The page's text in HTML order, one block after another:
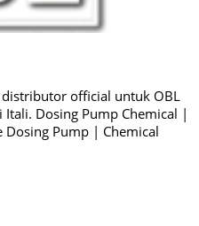
distributor official untuk OBL
Dosing Pump Chemical |
Pump | Chemical